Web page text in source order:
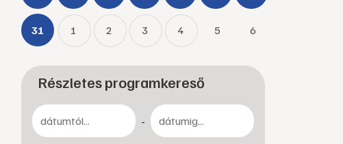
31 1 2 3 4 5 6
Részletes programkereső
-